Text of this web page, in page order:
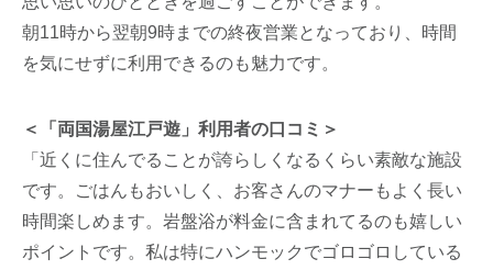
朝11時から翌朝9時までの終夜営業となっており、時間
を気にせずに利用できるのも魅力です。
＜「両国湯屋江戸遊」利用者の口コミ＞
「近くに住んでることが誇らしくなるくらい素敵な施設
です。ごはんもおいしく、お客さんのマナーもよく長い
時間楽しめます。岩盤浴が料金に含まれてるのも嬉しい
ポイントです。私は特にハンモックでゴロゴロしている